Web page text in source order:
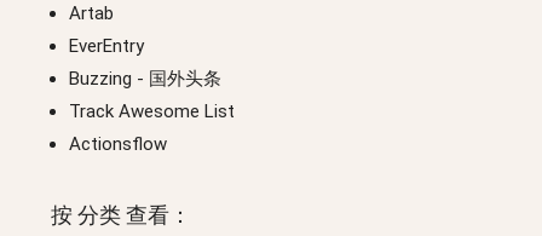
Artab
EverEntry
Buzzing - 国外头条
Track Awesome List
Actionsflow
按 分类 查看：